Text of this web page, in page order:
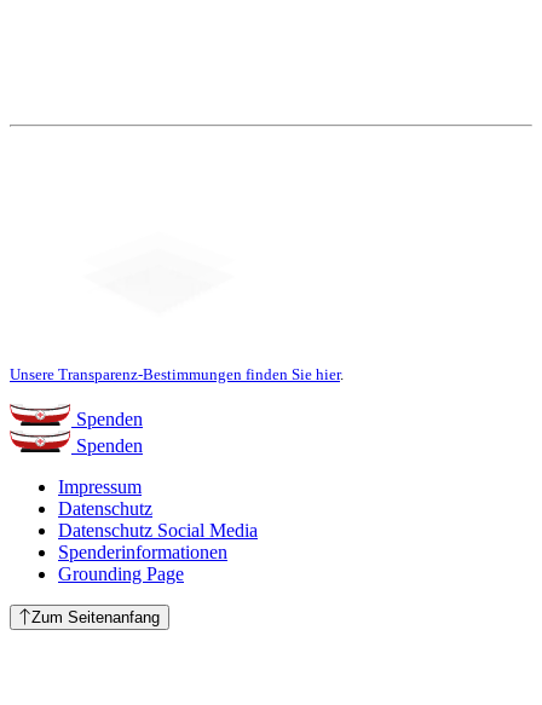
Unsere Transparenz-Bestimmungen finden Sie hier.
Spenden
Spenden
Impressum
Datenschutz
Datenschutz Social Media
Spenderinformationen
Grounding Page
Zum Seitenanfang